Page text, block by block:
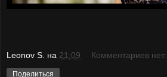
Leonov S. на 21:09 Комментариев нет:
Поделиться